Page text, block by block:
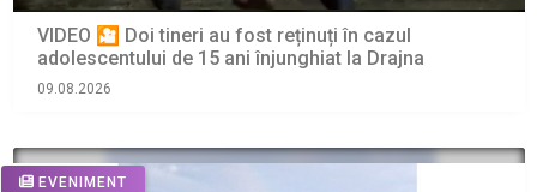
VIDEO 🎦 Doi tineri au fost reținuți în cazul
adolescentului de 15 ani înjunghiat la Drajna
09.08.2026
EVENIMENT